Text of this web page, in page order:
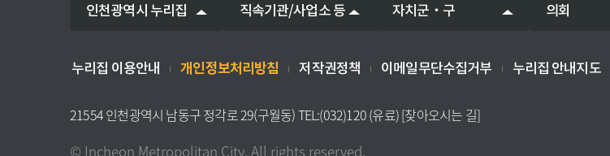
인천광역시 누리집 직속기관/사업소 등 자치군‧구 의회
누리집 이용안내 개인정보처리방침 저작권정책 이메일무단수집거부 누리집 안내지도
21554 인천광역시 남동구 정각로 29(구월동) TEL:(032)120 (유료) [찾아오시는 길]
© Incheon Metropolitan City. All rights reserved.